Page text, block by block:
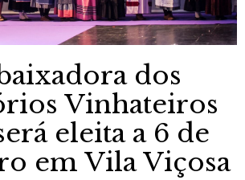
dos
Vinhateiros
eleita a 6 de
em Vila Viçosa